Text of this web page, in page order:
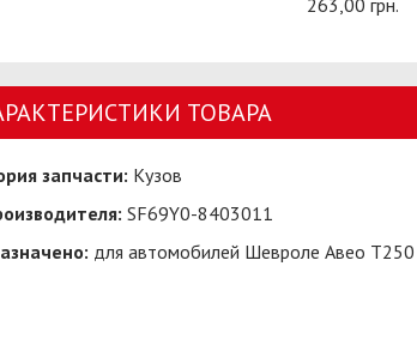
263,00 грн.
ТОВАРА
запчасти: Кузов
SF69Y0-8403011
для автомобилей Шевроле Авео Т250